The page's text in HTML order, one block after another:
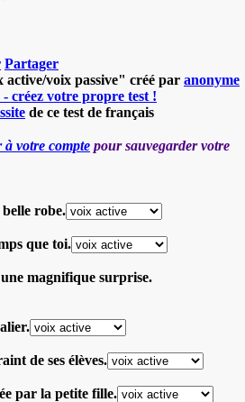
Partager
voix passive" créé par anonyme
- créez votre propre test !
de ce test de français
à votre compte pour sauvegarder votre
robe.
que toi.
magnifique surprise.
de ses élèves.
par la petite fille.